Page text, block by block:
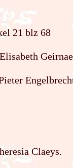
21 blz 68
Claeys.